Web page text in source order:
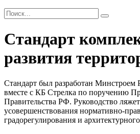
Стандарт
развития
Стандарт был разработан
вместе с КБ Стрелка по поручению
Правительства РФ. Руководство
усовершенствования нормативно-
градорегулирования и